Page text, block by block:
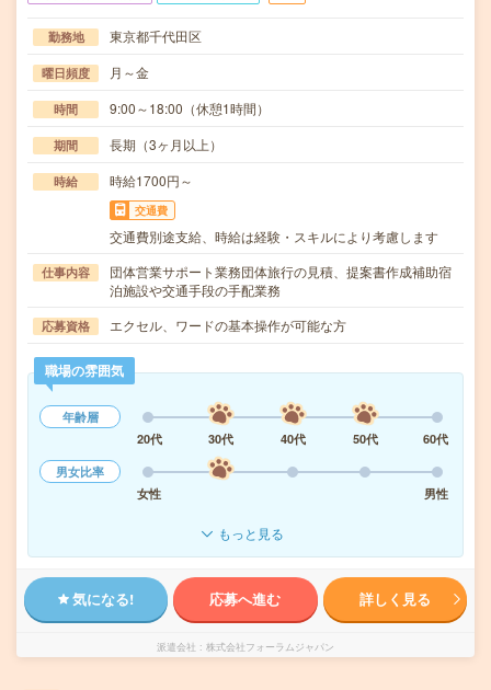
勤務地 東京都千代田区
曜日頻度 月～金
時間 9:00～18:00（休憩1時間）
期間 長期（3ヶ月以上）
時給 時給1700円～
交通費
交通費別途支給、時給は経験・スキルにより考慮します
仕事内容
団体営業サポート業務団体旅行の見積、提案書作成補助宿
泊施設や交通手段の手配業務
応募資格 エクセル、ワードの基本操作が可能な方
職場の雰囲気
年齢層
20代
30代 40代 50代
60代
男女比率
女性
男性
もっと見る
気になる! 応募へ進む 詳しく見る
派遣会社 株式会社フォーラムジャパン